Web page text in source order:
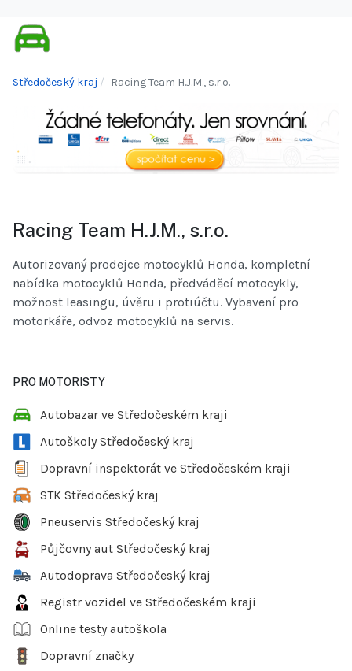
Středočeský kraj Racing Team H.J.M., s.r.o.
Racing Team H.J.M., s.r.o.
Autorizovaný prodejce motocyklů Honda, kompletní
nabídka motocyklů Honda, předváděcí motocykly,
možnost leasingu, úvěru i protiúčtu. Vybavení pro
motorkáře, odvoz motocyklů na servis.
PRO MOTORISTY
Autobazar ve Středočeském kraji
Autoškoly Středočeský kraj
Dopravní inspektorát ve Středočeském kraji
STK Středočeský kraj
Pneuservis Středočeský kraj
Půjčovny aut Středočeský kraj
Autodoprava Středočeský kraj
Registr vozidel ve Středočeském kraji
Online testy autoškola
Dopravní značky